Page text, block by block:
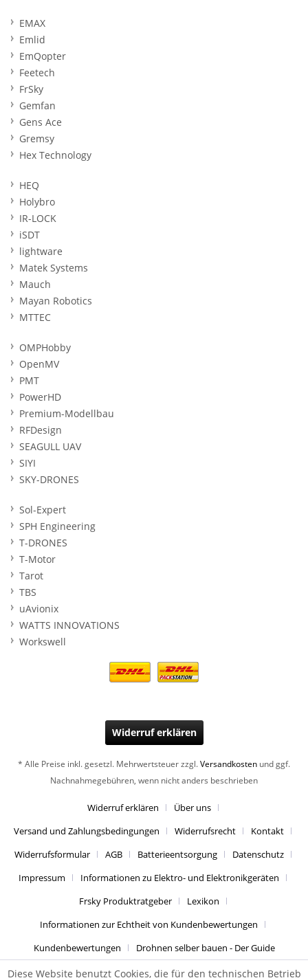
EMAX
Emlid
EmQopter
Feetech
FrSky
Gemfan
Gens Ace
Gremsy
Hex Technology
HEQ
Holybro
IR-LOCK
iSDT
lightware
Matek Systems
Mauch
Mayan Robotics
MTTEC
OMPHobby
OpenMV
PMT
PowerHD
Premium-Modellbau
RFDesign
SEAGULL UAV
SIYI
SKY-DRONES
Sol-Expert
SPH Engineering
T-DRONES
T-Motor
Tarot
TBS
uAvionix
WATTS INNOVATIONS
Workswell
Widerruf erklären
* Alle Preise inkl. gesetzl. Mehrwertsteuer zzgl.Versandkosten und ggf.
Nachnahmegebühren, wenn nicht anders beschrieben
Widerruf erklären
Über uns
Versand und Zahlungsbedingungen
Widerrufsrecht
Kontakt
Widerrufsformular
AGB Batterieentsorgung
Datenschutz
Impressum
Informationen zu Elektro- und Elektronikgeräten
Frsky Produktratgeber
Lexikon
Informationen zur Echtheit von Kundenbewertungen
Kundenbewertungen
Drohnen selber bauen - Der Guide
Diese Website benutzt Cookies, die für den technischen Betrieb